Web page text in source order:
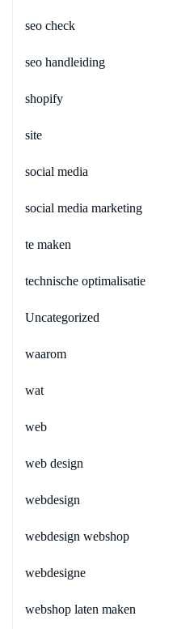
seo check
seo handleiding
shopify
site
social media
social media marketing
te maken
technische optimalisatie
Uncategorized
waarom
wat
web
web design
webdesign
webdesign webshop
webdesigne
webshop laten maken